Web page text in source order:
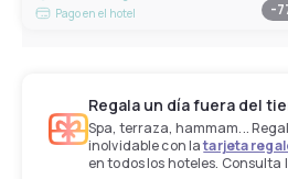
Pago en el hotel
-
Regala un día fuera del
Spa, terraza, hammam...
inolvidable con latarjeta
en todos los hoteles.